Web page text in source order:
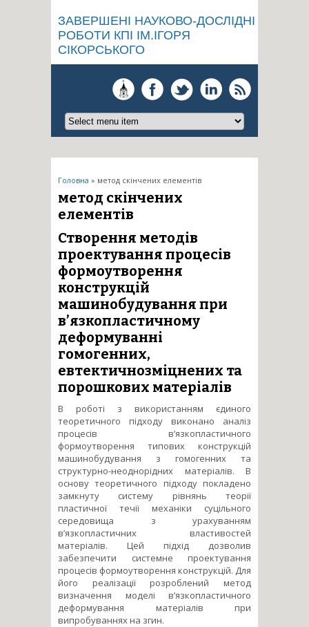
ЗАВЕРШЕНІ НАУКОВО-ДОСЛІДНІ
РОБОТИ КПІ ІМ.ІГОРЯ
СІКОРСЬКОГО
Ви є тут
Головна » метод скінчених елементів
метод скінчених
елементів
Створення методів
проектування процесів
формоутворення
конструкцій
машинобудування при
в’язкопластичному
деформуванні
гомогенних,
евтектичнозміцнених та
порошкових матеріалів
В роботі з використанням єдиного
теоретичного підходу виконано аналіз
процесів в’язкопластичного
формоутворення типових конструкцій
машинобудування з гомогенних та
структурно-неоднорідних матеріалів. В
основу теоретичного підходу покладено
замкнуту систему рівнянь теорії
пластичної течії механіки суцільного
середовища з урахуванням
в’язкопластичних властивостей
матеріалів. Цей підхід дозволив
забезпечити системне проектування
процесів формоутворення конструкцій. Для
його реалізації розроблений метод
визначення моделі в’язкопластичного
деформування матеріалів при
випробуваннях на згин.